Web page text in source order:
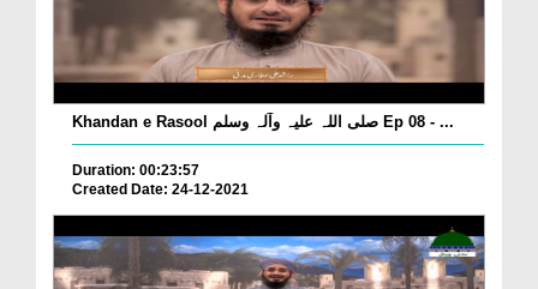
Khandan e Rasool صلی اللہ علیہ وآلہ وسلم Ep 08 - ...
Duration: 00:23:57
Created Date: 24-12-2021